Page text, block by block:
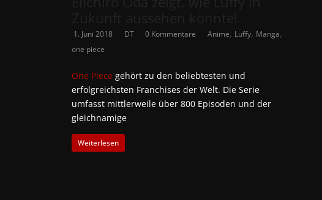
1. Juni 2018 DT 0 Kommentare Anime, Luffy, Manga,
one piece
One Piece gehört zu den beliebtesten und
erfolgreichsten Franchises der Welt. Die Serie
umfasst mittlerweile über 800 Episoden und der
gleichnamige
Weiterlesen